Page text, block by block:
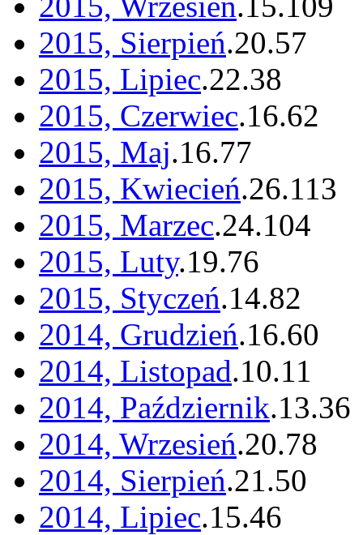
2015, Sierpień.20.57
2015, Lipiec.22.38
2015, Czerwiec.16.62
2015, Maj.16.77
2015, Kwiecień.26.113
2015, Marzec.24.104
2015, Luty.19.76
2015, Styczeń.14.82
2014, Grudzień.16.60
2014, Listopad.10.11
2014, Październik.13.36
2014, Wrzesień.20.78
2014, Sierpień.21.50
2014, Lipiec.15.46